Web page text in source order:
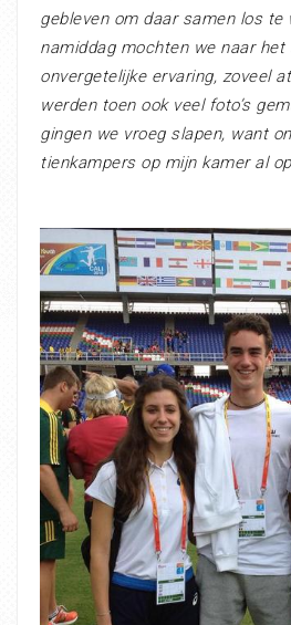
gebleven om daar samen los te
namiddag mochten we naar het
onvergetelijke ervaring, zoveel
werden toen ook veel foto’s
gingen we vroeg slapen, want
tienkampers op mijn kamer al